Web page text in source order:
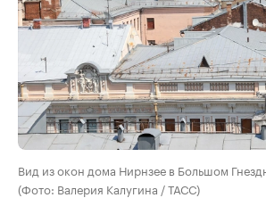
Вид из окон дома Нирнзее в Большом
(Фото: Валерия Калугина / ТАСС)